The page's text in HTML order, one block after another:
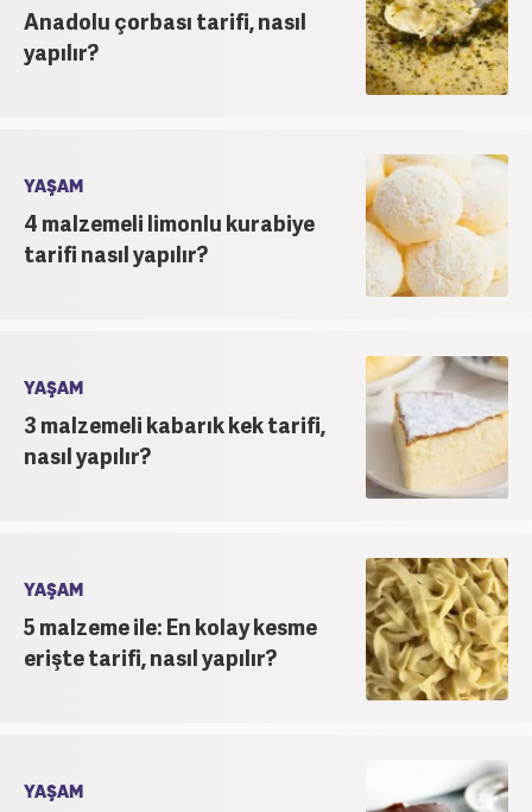
Anadolu çorbası tarifi, nasıl
yapılır?
YAŞAM
4 malzemeli limonlu kurabiye
tarifi nasıl yapılır?
YAŞAM
3 malzemeli kabarık kek tarifi,
nasıl yapılır?
YAŞAM
5 malzeme ile: En kolay kesme
erişte tarifi, nasıl yapılır?
YAŞAM